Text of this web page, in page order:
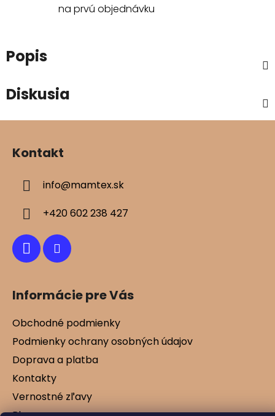
na prvú objednávku
Popis
Diskusia
Kontakt
info@mamtex.sk
+420 602 238 427
Informácie pre Vás
Obchodné podmienky
Podmienky ochrany osobných údajov
Doprava a platba
Kontakty
Vernostné zľavy